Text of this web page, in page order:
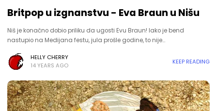
Britpop u izgnanstvu - Eva Braun u Nišu
Niš je konačno dobio priliku da ugosti Evu Braun! Iako je bend
nastupio na Medijana festu, jula prošle godine, to nije…
HELLY CHERRY
14 YEARS AGO
KEEP READING